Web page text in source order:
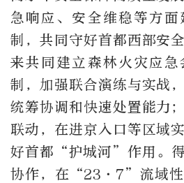
急响应、安全维稳等方
制，共同守好首都西部安
来共同建立森林火灾应
制，加强联合演练与实战
统筹协调和快速处置能力
联动，在进京入口等区域
好首都“护城河”作用。
协作，在“23·7”流域性